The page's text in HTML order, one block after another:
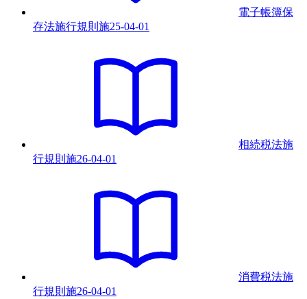
電子帳簿保
存法施行規則 施25-04-01
相続税法施
行規則 施26-04-01
消費税法施
行規則 施26-04-01